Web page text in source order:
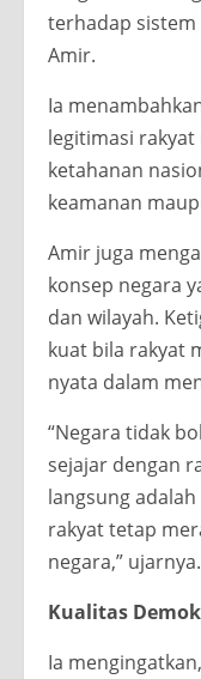
terhadap sistem
Amir.
Ia
legitimasi
ketahanan
keamanan
Amir juga
konsep negara
dan wilayah.
kuat bila rakyat
nyata dalam
“Negara tidak
sejajar dengan
langsung
rakyat tetap
negara,” ujarnya.
Kualitas
Ia